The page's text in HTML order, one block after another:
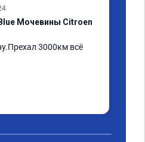
Мочевины Citroen
3000км всё